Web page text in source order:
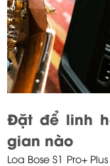
Đặt để linh
gian nào
Loa Bose S1 Pro+